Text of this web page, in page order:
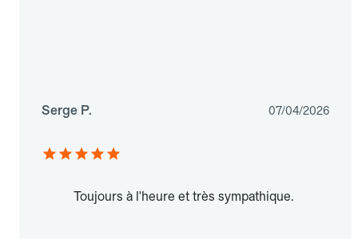
Serge P. 07/04/2026
Toujours à l'heure et très sympathique.